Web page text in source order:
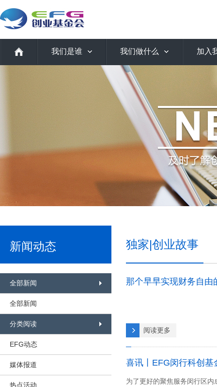
我们是谁 我们做什么 加入
新闻动态
全部新闻
全部新闻
分类阅读
EFG动态
媒体报道
热点活动
独家|创业故事
那个早早实现财务自由
阅读更多
为了更好的聚焦服务闵行区